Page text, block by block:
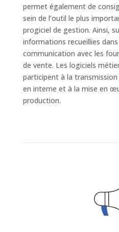
permet également de
sein de l’outil le plus
progiciel de gestion. Ainsi,
informations recueillies dans
communication avec les
de vente. Les logiciels
participent à la
en interne et à la mise en
production.